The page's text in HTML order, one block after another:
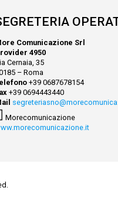
Comunicazione Srl
4950
Cernaia, 35
– Roma
+39 0687678154
+39 0694443440
Morecomunicazione